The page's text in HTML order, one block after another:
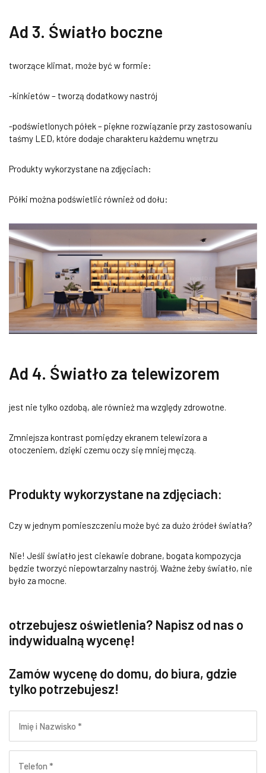
Ad 3. Światło boczne
tworzące klimat, może być w formie:
-kinkietów – tworzą dodatkowy nastrój
-podświetlonych półek – piękne rozwiązanie przy zastosowaniu
taśmy LED, które dodaje charakteru każdemu wnętrzu
Produkty wykorzystane na zdjęciach:
Półki można podświetlić również od dołu:
Ad 4. Światło za telewizorem
jest nie tylko ozdobą, ale również ma względy zdrowotne.
Zmniejsza kontrast pomiędzy ekranem telewizora a
otoczeniem, dzięki czemu oczy się mniej męczą.
Produkty wykorzystane na zdjęciach:
Czy w jednym pomieszczeniu może być za dużo źródeł światła?
Nie! Jeśli światło jest ciekawie dobrane, bogata kompozycja
będzie tworzyć niepowtarzalny nastrój. Ważne żeby światło, nie
było za mocne.
otrzebujesz oświetlenia? Napisz od nas o
indywidualną wycenę!
Zamów wycenę do domu, do biura, gdzie
tylko potrzebujesz!